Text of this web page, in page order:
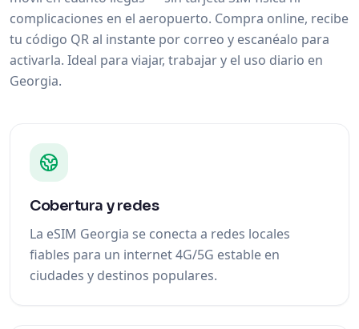
complicaciones en el aeropuerto. Compra online, recibe
tu código QR al instante por correo y escanéalo para
activarla. Ideal para viajar, trabajar y el uso diario en
Georgia.
Cobertura y redes
La eSIM Georgia se conecta a redes locales
fiables para un internet 4G/5G estable en
ciudades y destinos populares.